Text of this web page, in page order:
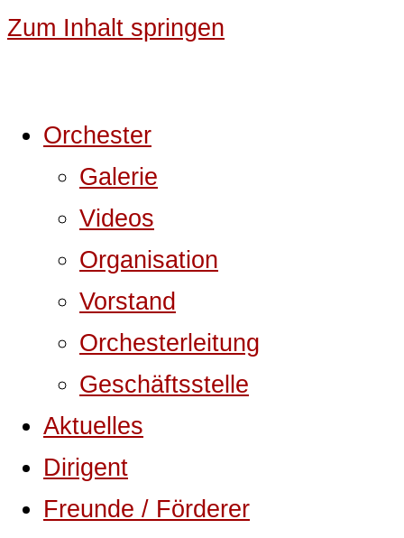
Zum Inhalt springen
Orchester
Galerie
Videos
Organisation
Vorstand
Orchesterleitung
Geschäftsstelle
Aktuelles
Dirigent
Freunde / Förderer